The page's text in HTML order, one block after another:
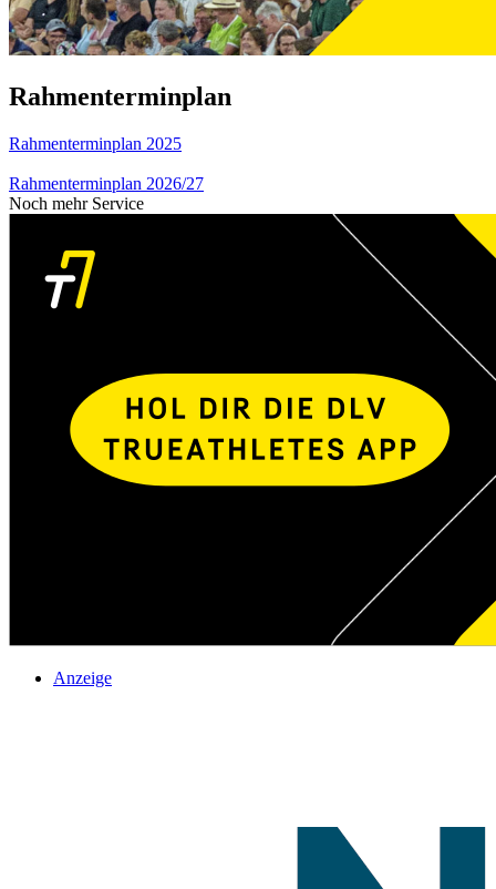
Rahmenterminplan
Rahmenterminplan 2025
Rahmenterminplan 2026/27
Noch mehr Service
Anzeige